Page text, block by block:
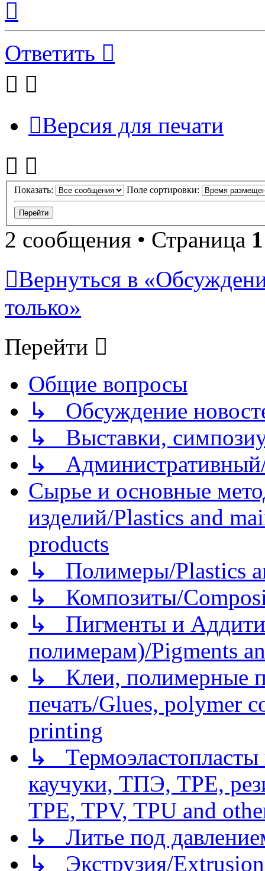
началу
Ответить
Версия для печати
Показать: Поле сортировки:
2 сообщения • Страница 1
Вернуться в
только»
Перейти
Общие вопросы
↳ Обсуждение
↳ Выставки,
↳
Сырье и основные
изделий/Plastics and
products
↳ Полимеры/Plastics
↳ Композиты/
↳ Пигменты и
полимерам)/Pigments
↳ Клеи, полимерные
печать/Glues, polymer
printing
↳
каучуки, ТПЭ, TPE,
TPE, TPV, TPU and
↳ Литье под
↳ Экструзия/Extrusion